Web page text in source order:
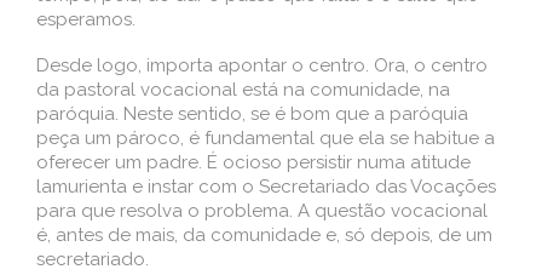
esperamos.
Desde logo, importa apontar o centro. Ora, o centro
da pastoral vocacional está na comunidade, na
paróquia. Neste sentido, se é bom que a paróquia
peça um pároco, é fundamental que ela se habitue a
oferecer um padre. É ocioso persistir numa atitude
lamurienta e instar com o Secretariado das Vocações
para que resolva o problema. A questão vocacional
é, antes de mais, da comunidade e, só depois, de um
secretariado.